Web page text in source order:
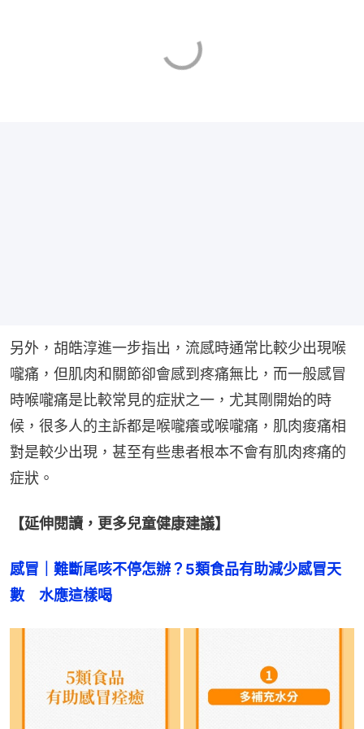
另外，胡皓淳進一步指出，流感時通常比較少出現喉
嚨痛，但肌肉和關節卻會感到疼痛無比，而一般感冒
時喉嚨痛是比較常見的症狀之一，尤其剛開始的時
候，很多人的主訴都是喉嚨癢或喉嚨痛，肌肉痠痛相
對是較少出現，甚至有些患者根本不會有肌肉疼痛的
症狀。
【延伸閱讀，更多兒童健康建議】
感冒｜難斷尾咳不停怎辦？5類食品有助減少感冒天
數　水應這樣喝